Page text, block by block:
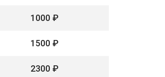
1000 ₽
1500 ₽
2300 ₽